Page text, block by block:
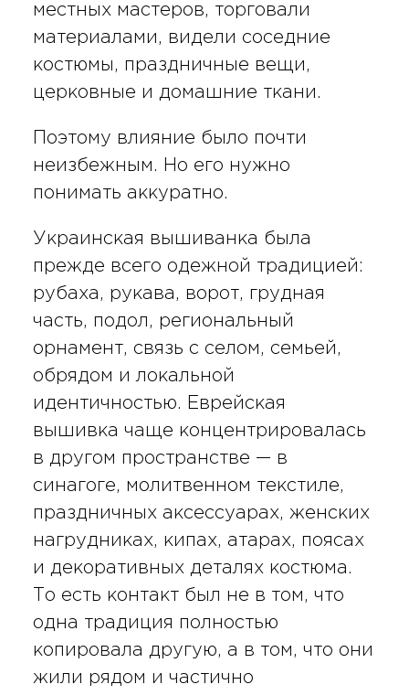
местных мастеров, торговали
материалами, видели соседние
костюмы, праздничные вещи,
церковные и домашние ткани.
Поэтому влияние было почти
неизбежным. Но его нужно
понимать аккуратно.
Украинская вышиванка была
прежде всего одежной традицией:
рубаха, рукава, ворот, грудная
часть, подол, региональный
орнамент, связь с селом, семьей,
обрядом и локальной
идентичностью. Еврейская
вышивка чаще концентрировалась
в другом пространстве — в
синагоге, молитвенном текстиле,
праздничных аксессуарах, женских
нагрудниках, кипах, атарах, поясах
и декоративных деталях костюма.
То есть контакт был не в том, что
одна традиция полностью
копировала другую, а в том, что они
жили рядом и частично